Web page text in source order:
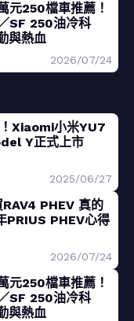
元250檔車推薦！
SF 250油冷科
與熱血
2026/07/24
Xiaomi小米YU7
Y正式上市
2025/06/27
RAV4 PHEV 真的
PRIUS PHEV心得
2026/07/24
元250檔車推薦！
SF 250油冷科
與熱血